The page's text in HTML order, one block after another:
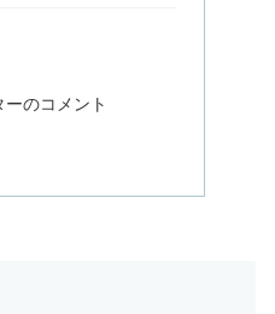
のコメント